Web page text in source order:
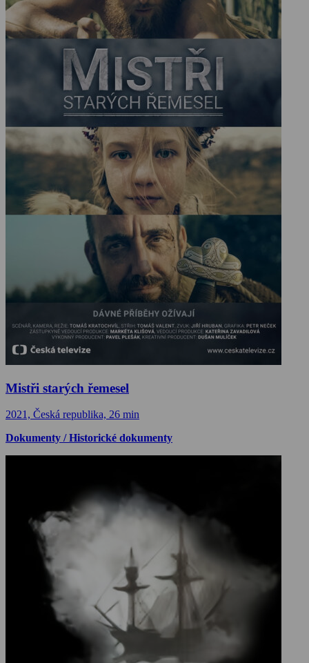
Mistři starých řemesel
2021, Česká republika, 26 min
Dokumenty / Historické dokumenty